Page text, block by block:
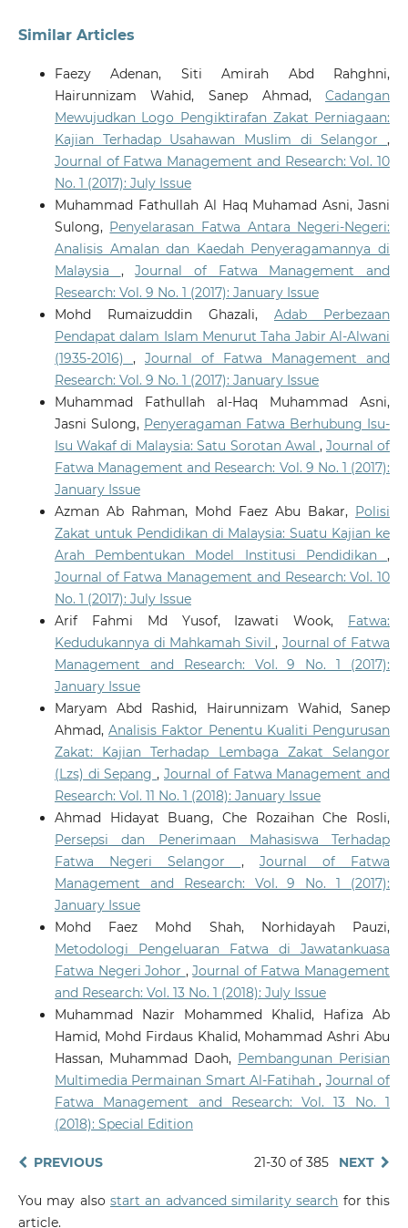
Similar Articles
Faezy Adenan, Siti Amirah Abd Rahghni,
Hairunnizam Wahid, Sanep Ahmad,Cadangan
Mewujudkan Logo Pengiktirafan Zakat Perniagaan:
Kajian Terhadap Usahawan Muslim di Selangor,
Journal of Fatwa Management and Research: Vol. 10
No. 1 (2017): July Issue
Muhammad Fathullah Al Haq Muhamad Asni, Jasni
Sulong, Penyelarasan Fatwa Antara Negeri-Negeri:
Analisis Amalan dan Kaedah Penyeragamannya di
Malaysia ,Journal of Fatwa Management and
Research: Vol. 9 No. 1 (2017): January Issue
Mohd Rumaizuddin Ghazali,Adab Perbezaan
Pendapat dalam Islam Menurut Taha Jabir Al-Alwani
(1935-2016) , Journal of Fatwa Management and
Research: Vol. 9 No. 1 (2017): January Issue
Muhammad Fathullah al-Haq Muhammad Asni,
Jasni Sulong, Penyeragaman Fatwa Berhubung Isu-
Isu Wakaf di Malaysia: Satu Sorotan Awal , Journal of
Fatwa Management and Research: Vol. 9 No. 1 (2017):
January Issue
Azman Ab Rahman, Mohd Faez Abu Bakar, Polisi
Zakat untuk Pendidikan di Malaysia: Suatu Kajian ke
Arah Pembentukan Model Institusi Pendidikan,
Journal of Fatwa Management and Research: Vol. 10
No. 1 (2017): July Issue
Arif Fahmi Md Yusof, Izawati Wook, Fatwa:
Kedudukannya di Mahkamah Sivil, Journal of Fatwa
Management and Research: Vol. 9 No. 1 (2017):
January Issue
Maryam Abd Rashid, Hairunnizam Wahid, Sanep
Ahmad,Analisis Faktor Penentu Kualiti Pengurusan
Zakat: Kajian Terhadap Lembaga Zakat Selangor
(Lzs) di Sepang,Journal of Fatwa Management and
Research: Vol. 11 No. 1 (2018): January Issue
Ahmad Hidayat Buang, Che Rozaihan Che Rosli,
Persepsi dan Penerimaan Mahasiswa Terhadap
Fatwa Negeri Selangor , Journal of Fatwa
Management and Research: Vol. 9 No. 1 (2017):
January Issue
Mohd Faez Mohd Shah, Norhidayah Pauzi,
Metodologi Pengeluaran Fatwa di Jawatankuasa
Fatwa Negeri Johor ,Journal of Fatwa Management
and Research: Vol. 13 No. 1 (2018): July Issue
Muhammad Nazir Mohammed Khalid, Hafiza Ab
Hamid, Mohd Firdaus Khalid, Mohammad Ashri Abu
Hassan, Muhammad Daoh, Pembangunan Perisian
Multimedia Permainan Smart Al-Fatihah, Journal of
Fatwa Management and Research: Vol. 13 No. 1
(2018): Special Edition
PREVIOUS 21-30 of 385 NEXT
You may also start an advanced similarity search for this
article.